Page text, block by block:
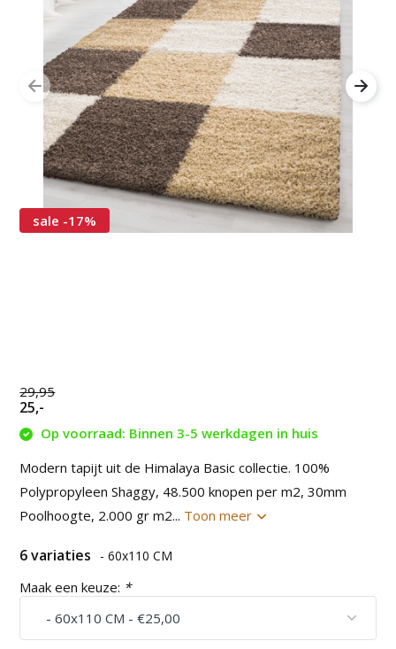
sale -17%
29,95
25,-
Op voorraad: Binnen 3-5 werkdagen in huis
Modern tapijt uit de Himalaya Basic collectie. 100%
Polypropyleen Shaggy, 48.500 knopen per m2, 30mm
Poolhoogte, 2.000 gr m2... Toon meer
6 variaties - 60x110 CM
Maak een keuze: *